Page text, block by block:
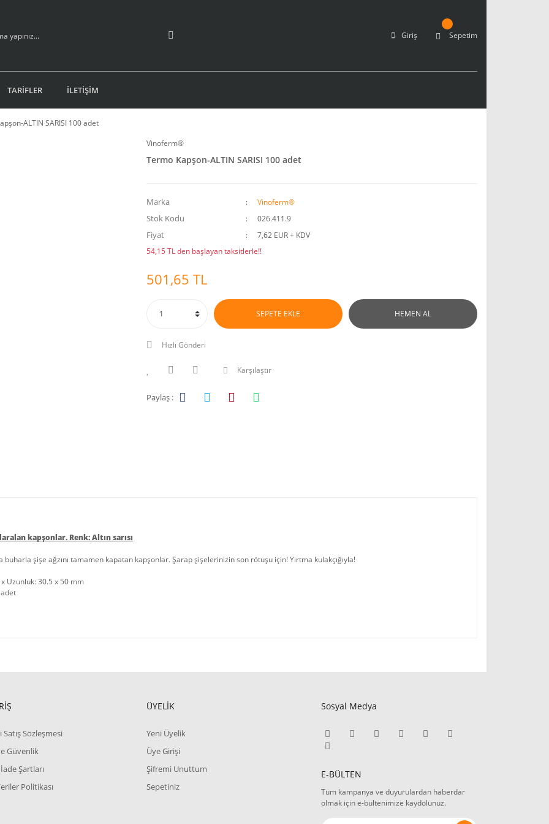
Giriş Sepetim
TARİFLER İLETİŞİM
ALTIN SARISI 100 adet
Vinoferm®
Termo Kapşon-ALTIN SARISI 100 adet
Marka Vinoferm®
Stok Kodu 026.411.9
Fiyat
7,62 EUR + KDV
54,15 TL den başlayan taksitlerle!!
501,65 TL
SEPETE EKLE HEMEN AL
Hızlı Gönderi
Karşılaştır
Paylaş :
kapşonlar. Renk: Altın sarısı
buharla şişe ağzını tamamen kapatan kapşonlar. Şarap şişelerinizin son rötuşu için! Yırtma kulakçığıyla!
Uzunluk: 30.5 x 50 mm
Satış Sözleşmesi
Güvenlik
Şartları
Politikası
ÜYELİK
Yeni Üyelik
Üye Girişi
Şifremi Unuttum
Sepetiniz
Sosyal Medya
E-BÜLTEN
Tüm kampanya ve duyurulardan haberdar
olmak için e-bültenimize kaydolunuz.